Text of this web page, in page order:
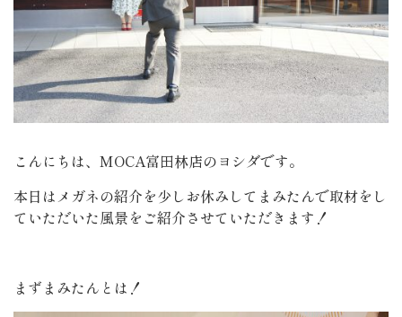
こんにちは、MOCA富田林店のヨシダです。
本日はメガネの紹介を少しお休みしてまみたんで取材をし
ていただいた風景をご紹介させていただきます！
まずまみたんとは！